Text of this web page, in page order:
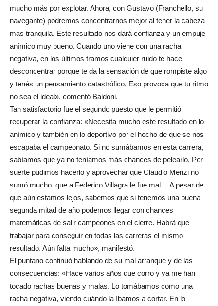
mucho más por explotar. Ahora, con Gustavo (Franchello, su
navegante) podremos concentrarnos mejor al tener la cabeza
más tranquila. Este resultado nos dará confianza y un empuje
anímico muy bueno. Cuando uno viene con una racha
negativa, en los últimos tramos cualquier ruido te hace
desconcentrar porque te da la sensación de que rompiste algo
y tenés un pensamiento catastrófico. Eso provoca que tu ritmo
no sea el ideal», comentó Baldoni.
Tan satisfactorio fue el segundo puesto que le permitió
recuperar la confianza: «Necesita mucho este resultado en lo
anímico y también en lo deportivo por el hecho de que se nos
escapaba el campeonato. Si no sumábamos en esta carrera,
sabíamos que ya no teníamos más chances de pelearlo. Por
suerte pudimos hacerlo y aprovechar que Claudio Menzi no
sumó mucho, que a Federico Villagra le fue mal… A pesar de
que aún estamos lejos, sabemos que si tenemos una buena
segunda mitad de año podemos llegar con chances
matemáticas de salir campeones en el cierre. Habrá que
trabajar para conseguir en todas las carreras el mismo
resultado. Aún falta mucho», manifestó.
El puntano continuó hablando de su mal arranque y de las
consecuencias: «Hace varios años que corro y ya me han
tocado rachas buenas y malas. Lo tomábamos como una
racha negativa, viendo cuándo la íbamos a cortar. En lo